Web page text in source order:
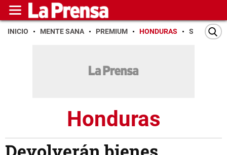
INICIO MENTE SANA PREMIUM HONDURAS SAN PEDRO
Honduras